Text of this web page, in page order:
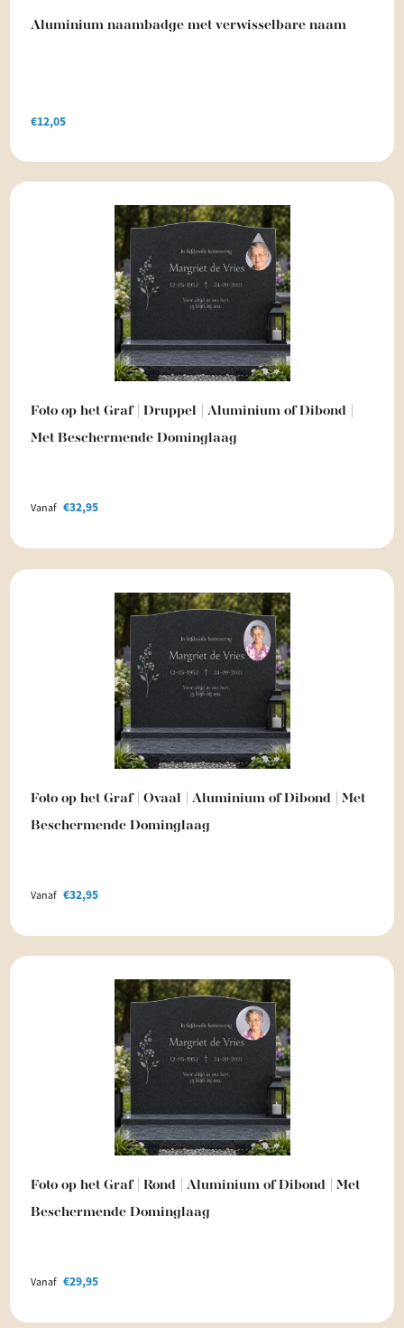
Aluminium naambadge met verwisselbare naam
€12,05
Foto op het Graf | Druppel | Aluminium of Dibond |
Met Beschermende Dominglaag
Vanaf €32,95
Foto op het Graf | Ovaal | Aluminium of Dibond | Met
Beschermende Dominglaag
Vanaf €32,95
Foto op het Graf | Rond | Aluminium of Dibond | Met
Beschermende Dominglaag
Vanaf €29,95